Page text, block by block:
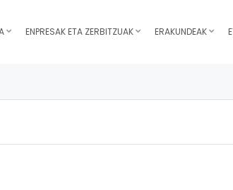
ENPRESAK ETA ZERBITZUAK ERAKUNDEAK